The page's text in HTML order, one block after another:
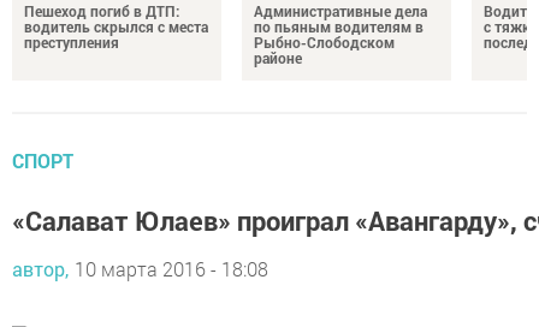
Пешеход погиб в ДТП:
водитель скрылся с места
преступления
Административные дела
по пьяным водителям в
Рыбно-Слободском
районе
с
СПОРТ
«Салават Юлаев» проиграл «Авангарду»,
автор, 10 марта 2016 - 18:08